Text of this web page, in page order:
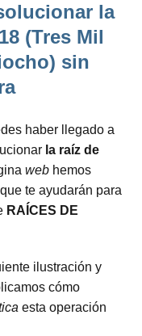
la
(Tres Mil
sin
haber llegado a
la raíz de
web hemos
te ayudarán para
RAÍCES DE
ilustración y
cómo
esta operación